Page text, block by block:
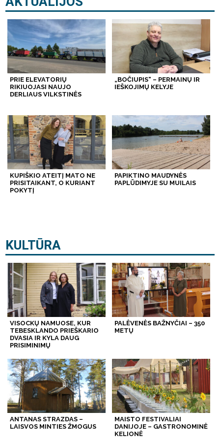
PRIE ELEVATORIŲ
RIKIUOJASI NAUJO
DERLIAUS VILKSTINĖS
„BOČIUPIS“ – PERMAINŲ IR
IEŠKOJIMŲ KELYJE
KUPIŠKIO ATEITĮ MATO NE
PRISITAIKANT, O KURIANT
POKYTĮ
PAPIKTINO MAUDYNĖS
PAPLŪDIMYJE SU MUILAIS
KULTŪRA
VISOCKŲ NAMUOSE, KUR
TEBESKLANDO PRIEŠKARIO
DVASIA IR KYLA DAUG
PRISIMINIMŲ
PALĖVENĖS BAŽNYČIAI – 350
METŲ
ANTANAS STRAZDAS –
LAISVOS MINTIES ŽMOGUS
MAISTO FESTIVALIAI
DANIJOJE – GASTRONOMINĖ
KELIONĖ